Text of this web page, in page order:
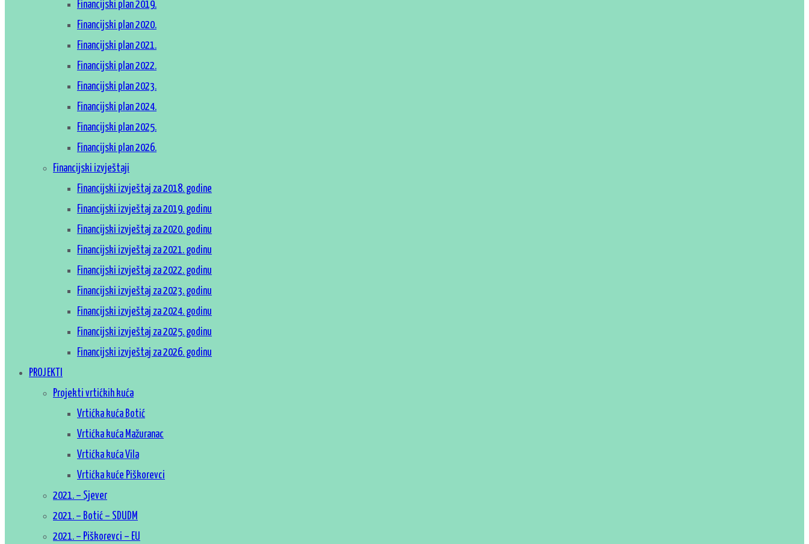
Financijski plan 2019.
Financijski plan 2020.
Financijski plan 2021.
Financijski plan 2022.
Financijski plan 2023.
Financijski plan 2024.
Financijski plan 2025.
Financijski plan 2026.
Financijski izvještaji
Financijski izvještaj za 2018. godine
Financijski izvještaj za 2019. godinu
Financijski izvještaj za 2020. godinu
Financijski izvještaj za 2021. godinu
Financijski izvještaj za 2022. godinu
Financijski izvještaj za 2023. godinu
Financijski izvještaj za 2024. godinu
Financijski izvještaj za 2025. godinu
Financijski izvještaj za 2026. godinu
PROJEKTI
Projekti vrtićkih kuća
Vrtićka kuća Botić
Vrtićka kuća Mažuranac
Vrtićka kuća Vila
Vrtićka kuće Piškorevci
2021. – Sjever
2021. – Botić – SDUDM
2021. – Piškorevci – EU